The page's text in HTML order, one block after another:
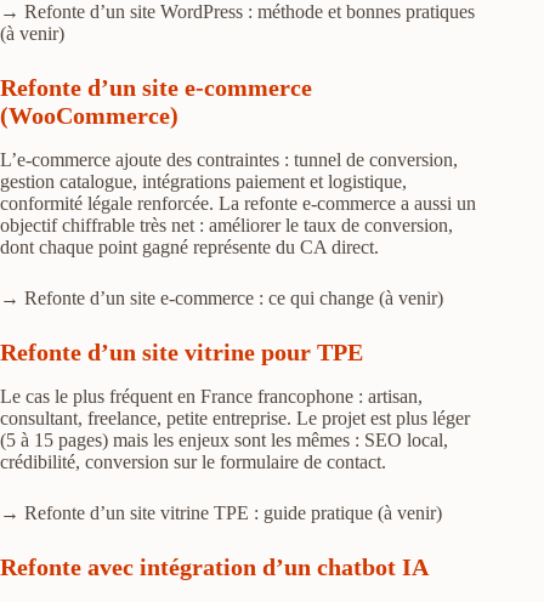
→ Refonte d’un site WordPress : méthode et bonnes pratiques
(à venir)
Refonte d’un site e-commerce
(WooCommerce)
L’e-commerce ajoute des contraintes : tunnel de conversion,
gestion catalogue, intégrations paiement et logistique,
conformité légale renforcée. La refonte e-commerce a aussi un
objectif chiffrable très net : améliorer le taux de conversion,
dont chaque point gagné représente du CA direct.
→ Refonte d’un site e-commerce : ce qui change (à venir)
Refonte d’un site vitrine pour TPE
Le cas le plus fréquent en France francophone : artisan,
consultant, freelance, petite entreprise. Le projet est plus léger
(5 à 15 pages) mais les enjeux sont les mêmes : SEO local,
crédibilité, conversion sur le formulaire de contact.
→ Refonte d’un site vitrine TPE : guide pratique (à venir)
Refonte avec intégration d’un chatbot IA